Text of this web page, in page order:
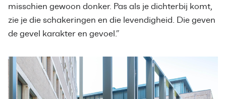
misschien gewoon donker. Pas als je dichterbij komt,
zie je die schakeringen en die levendigheid. Die geven
de gevel karakter en gevoel.”